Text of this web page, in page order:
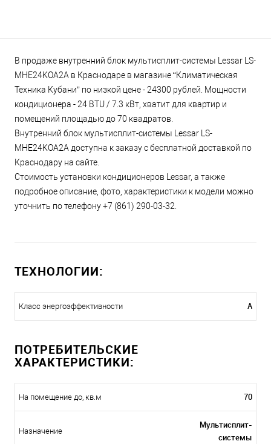
В продаже внутренний блок мультисплит-системы Lessar LS-
MHE24KOA2A в Краснодаре в магазине “Климатическая
Техника Кубани” по низкой цене - 24300 рублей. Мощности
кондиционера - 24 BTU / 7.3 кВт, хватит для квартир и
помещений площадью до 70 квадратов.
Внутренний блок мультисплит-системы Lessar LS-
MHE24KOA2A доступна к заказу с бесплатной доставкой по
Краснодару на сайте.
Стоимость установки кондиционеров Lessar, а также
подробное описание, фото, характеристики к модели можно
уточнить по телефону +7 (861) 290-03-32.
ТЕХНОЛОГИИ:
Класс энергоэффективности A
ПОТРЕБИТЕЛЬСКИЕ
ХАРАКТЕРИСТИКИ:
На помещение до, кв.м 70
Назначение
Мультисплит-
системы